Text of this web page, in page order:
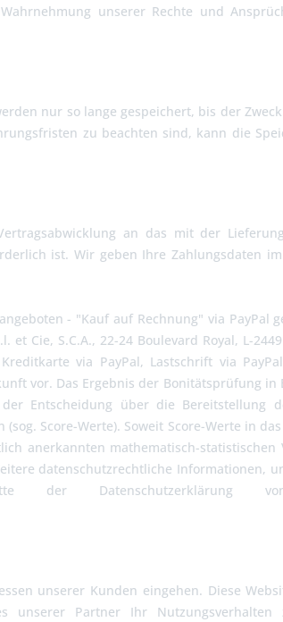
unserer Rechte und
nur so lange gespeichert, bis der
zu beachten sind, kann die
an das mit der
ist. Wir geben Ihre Zahlungsdaten
- "Kauf auf Rechnung" via PayPal
Cie, S.C.A., 22-24 Boulevard Royal, L-
via PayPal, Lastschrift via
vor. Das Ergebnis der Bonitätsprüfung in
Entscheidung über die Bereitstellung
Score-Werte). Soweit Score-Werte in
anerkannten mathematisch-statistischen
datenschutzrechtliche Informationen,
der Datenschutzerklärung
unserer Kunden eingehen. Diese
unserer Partner Ihr Nutzungsverhalten